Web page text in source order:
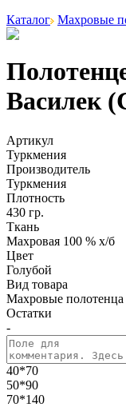
Каталог Махровые
Василек
Артикул
Туркмения
Производитель
Туркмения
Плотность
430 гр.
Ткань
Махровая 100 % х/б
Цвет
Голубой
Вид товара
Махровые полотенца
Остатки
-
40*70
50*90
70*140